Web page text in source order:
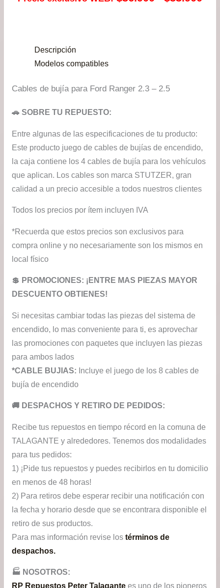
Descripción
Modelos compatibles
Cables de bujía para Ford Ranger 2.3 – 2.5
🚗 SOBRE TU REPUESTO:
Entre algunas de las especificaciones de tu producto:
Este producto juego de cables de bujías de encendido,
la caja contiene los 4 cables de bujía para los vehículos
que aplican. Los cables son marca STUTZER, gran
calidad a un precio accesible a todos nuestros clientes
Todos los precios por ítem incluyen IVA
*Recuerda que estos precios son exclusivos para
compra online y no necesariamente son los mismos en
local físico
💲​ PROMOCIONES: ¡ENTRE MAS PIEZAS MAYOR
DESCUENTO OBTIENES!
Si necesitas cambiar todas las piezas del sistema de
encendido, lo mas conveniente para ti, es aprovechar
las promociones con paquetes que incluyen las piezas
para ambos lados
*CABLE BUJIAS: Incluye el juego de los 8 cables de
bujía de encendido
​🚚​ DESPACHOS Y RETIRO DE PEDIDOS:
Recibe tus repuestos en tiempo récord en la comuna de
TALAGANTE y alrededores. Tenemos dos modalidades
para tus pedidos:
1) ¡Pide tus repuestos y puedes recibirlos en tu domicilio
en menos de 48 horas!
2) Para retiros debe esperar recibir una notificación con
la fecha y horario desde que se encontrara disponible el
retiro de sus productos.
Para mas información revise los términos de
despachos.
🏭​ NOSOTROS:
RP Repuestos Peter Talagante es uno de los pioneros